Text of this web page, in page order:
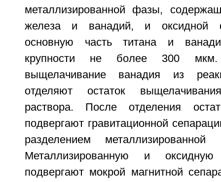
металлизированной фазы,
железа и ванадий, и оксидной
основную часть титана и
крупности не более 300 мкм.
выщелачивание ванадия из
отделяют остаток
раствора. После отделения
подвергают гравитационной
разделением
Металлизированную и
подвергают мокрой магнитной